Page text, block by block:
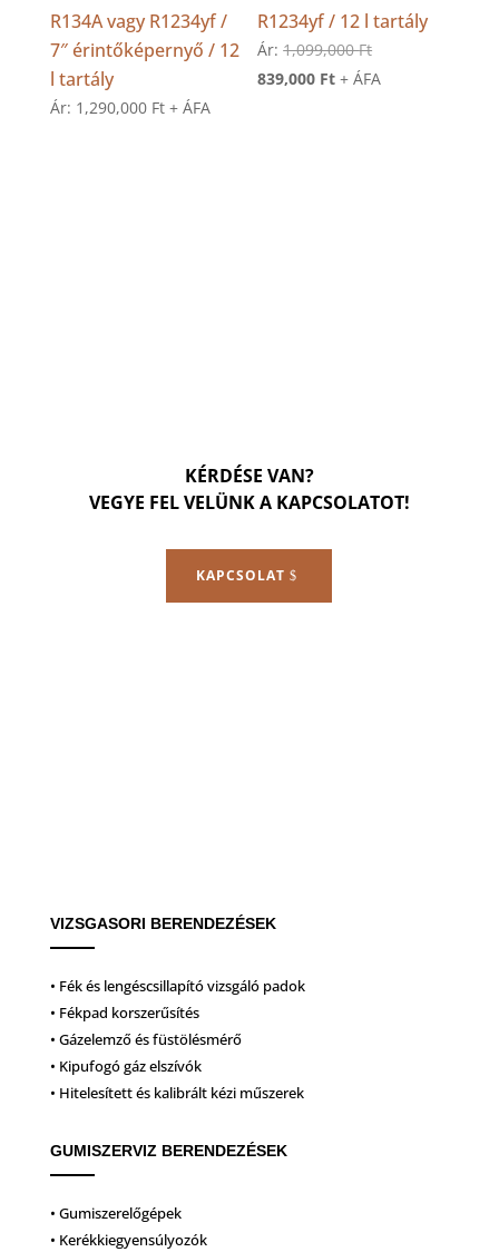
R134A vagy R1234yf /
7″ érintőképernyő / 12
l tartály
Ár: 1,290,000 Ft + ÁFA
R1234yf / 12 l tartály
Ár:1,099,000FtOriginal
price
839,000 FtCurrent
+ ÁFA
KÉRDÉSE VAN?
VEGYE FEL VELÜNK A KAPCSOLATOT!
KAPCSOLAT
VIZSGASORI BERENDEZÉSEK
• Fék és lengéscsillapító vizsgáló padok
• Fékpad korszerűsítés
• Gázelemző és füstölésmérő
• Kipufogó gáz elszívók
• Hitelesített és kalibrált kézi műszerek
GUMISZERVIZ BERENDEZÉSEK
• Gumiszerelőgépek
• Kerékkiegyensúlyozók